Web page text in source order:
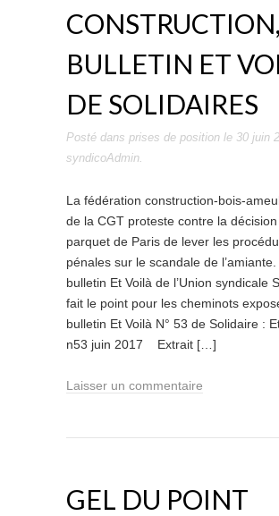
CONSTRUCTION,
BULLETIN ET
DE SOLIDAIRES
Posté dans prises de position le 30 juin
syndicoAdmin.
La fédération construction-bois-
de la CGT proteste contre la décision
parquet de Paris de lever les
pénales sur le scandale de
bulletin Et Voilà de l’Union syndicale
fait le point pour les cheminots
bulletin Et Voilà N° 53 de Solidaire :
n53 juin 2017 Extrait […]
Laisser un commentaire
GEL DU POINT